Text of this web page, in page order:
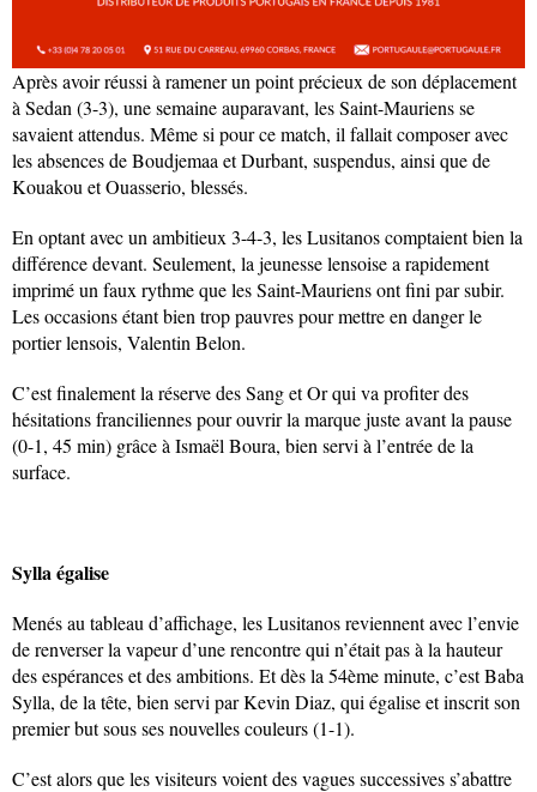
Après avoir réussi à ramener un point précieux de son déplacement
à Sedan (3-3), une semaine auparavant, les Saint-Mauriens se
savaient attendus. Même si pour ce match, il fallait composer avec
les absences de Boudjemaa et Durbant, suspendus, ainsi que de
Kouakou et Ouasserio, blessés.
En optant avec un ambitieux 3-4-3, les Lusitanos comptaient bien la
différence devant. Seulement, la jeunesse lensoise a rapidement
imprimé un faux rythme que les Saint-Mauriens ont fini par subir.
Les occasions étant bien trop pauvres pour mettre en danger le
portier lensois, Valentin Belon.
C’est finalement la réserve des Sang et Or qui va profiter des
hésitations franciliennes pour ouvrir la marque juste avant la pause
(0-1, 45 min) grâce à Ismaël Boura, bien servi à l’entrée de la
surface.
Sylla égalise
Menés au tableau d’affichage, les Lusitanos reviennent avec l’envie
de renverser la vapeur d’une rencontre qui n’était pas à la hauteur
des espérances et des ambitions. Et dès la 54ème minute, c’est Baba
Sylla, de la tête, bien servi par Kevin Diaz, qui égalise et inscrit son
premier but sous ses nouvelles couleurs (1-1).
C’est alors que les visiteurs voient des vagues successives s’abattre